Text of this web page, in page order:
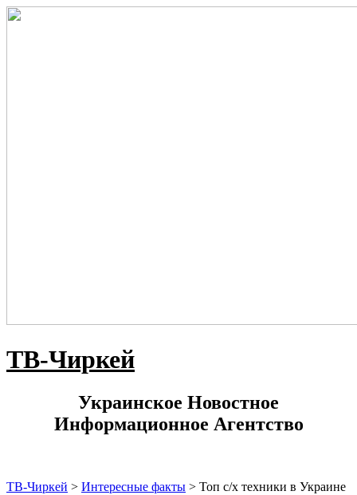
ТВ-Чиркей
Украинское Новостное
Информационное Агентство
ТВ-Чиркей > Интересные факты > Топ с/х техники в Украине